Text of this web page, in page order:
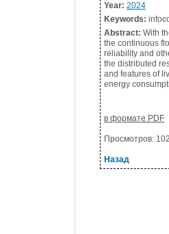
Year: 2024
Keywords:
Abstract: With
the continuous
reliability and
the distributed
and features of
energy
в формате PDF
Просмотров:
Назад